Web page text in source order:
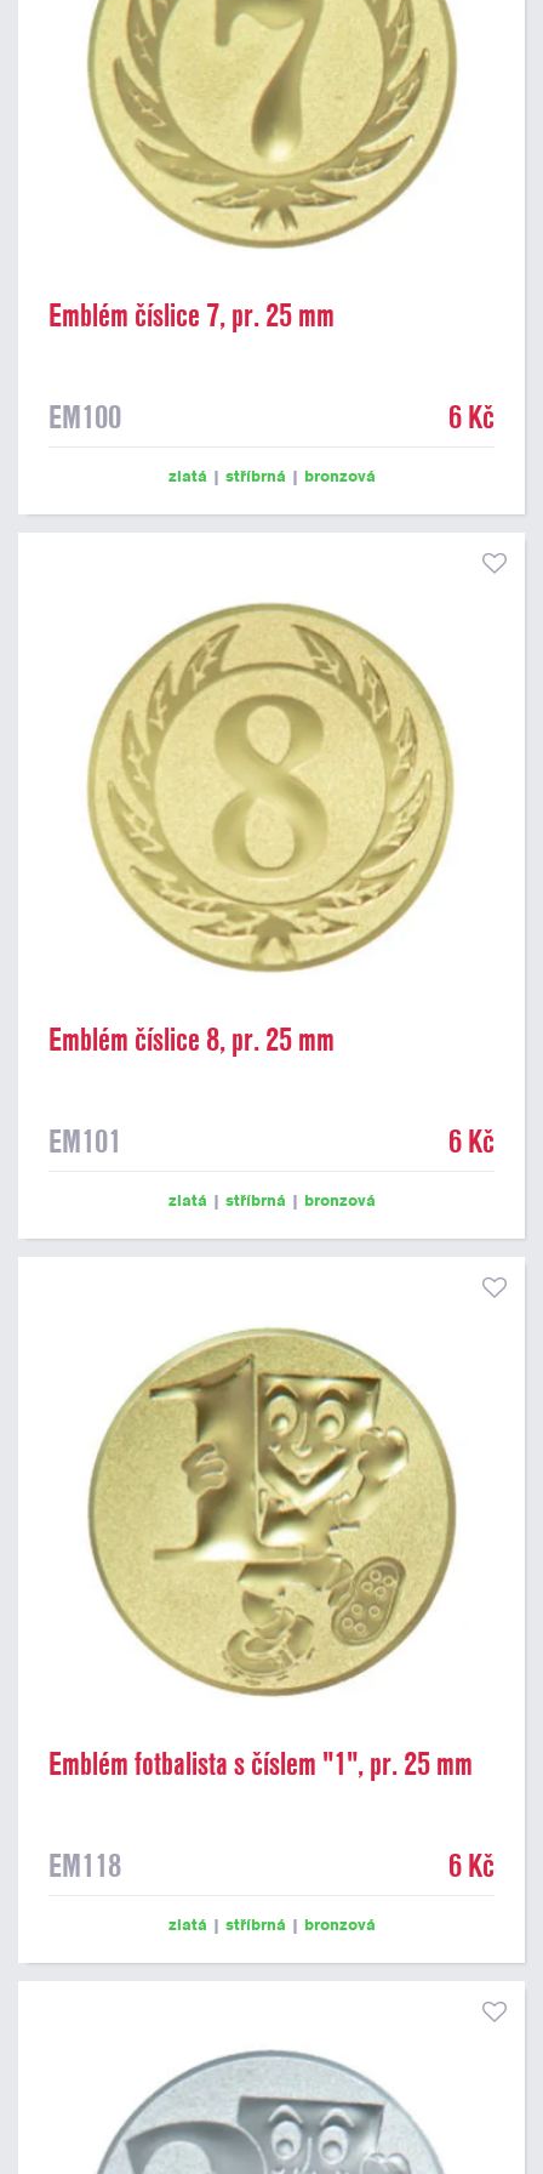
Emblém číslice 7, pr. 25 mm
EM100 6 Kč
zlatá | stříbrná | bronzová
Emblém číslice 8, pr. 25 mm
EM101 6 Kč
zlatá | stříbrná | bronzová
Emblém fotbalista s číslem "1", pr. 25 mm
EM118 6 Kč
zlatá | stříbrná | bronzová